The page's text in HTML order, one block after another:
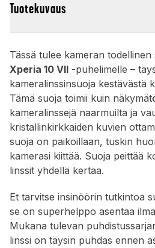
Tuotekuvaus
Tässä tulee kameran todellinen
Xperia 10 VII -puhelimelle –
kameralinssinsuoja kestävästä
Tämä suoja toimii kuin
kameralinssejä naarmuilta ja
kristallinkirkkaiden kuvien
suoja on paikoillaan, tuskin
kamerasi kiittää. Suoja peittää
linssit yhdellä kertaa.
Et tarvitse insinöörin tutkintoa
se on superhelppo asentaa
Mukana tulevan
linssi on täysin puhdas ennen